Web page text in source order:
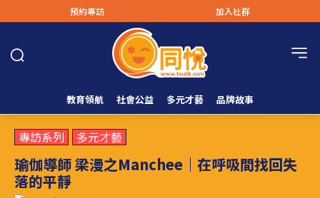
預約專訪 加入社群
教育領航 社會公益 多元才藝 品牌故事
專訪系列 多元才藝
瑜伽導師 梁漫之Manchee｜在呼吸間找回失
落的平靜